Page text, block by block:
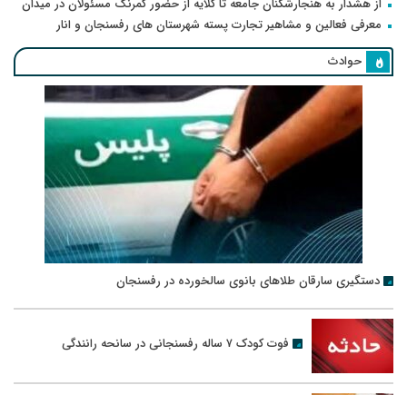
معرفی فعالین و مشاهیر تجارت پسته شهرستان های رفسنجان و انار
حوادث
دستگیری سارقان طلاهای بانوی سالخورده در رفسنجان
فوت کودک ۷ ساله رفسنجانی در سانحه رانندگی